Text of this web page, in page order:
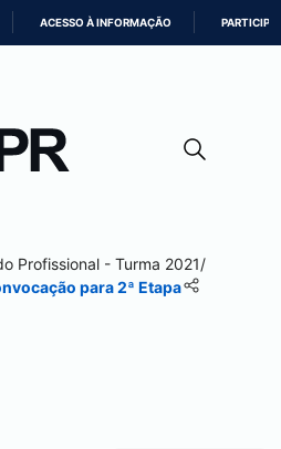
CONTEÚDO
ACESSO À INFORMAÇÃO PARTICIPE
Profissional - Turma 2021/
para 2ª Etapa